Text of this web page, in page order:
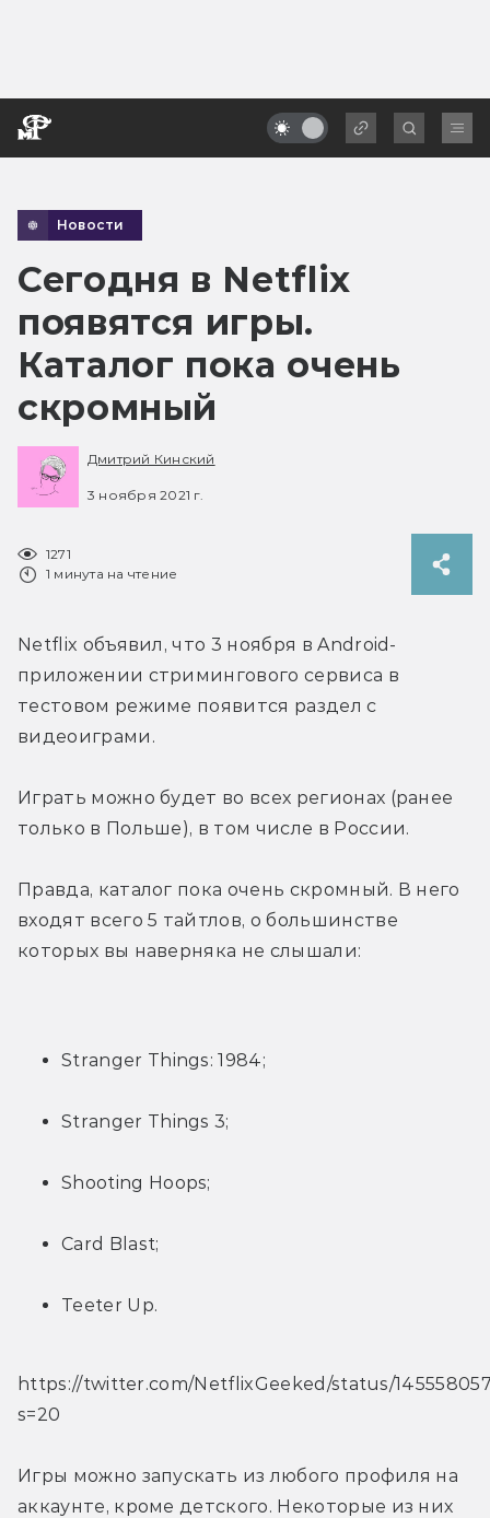
Новости
Сегодня в Netflix
появятся игры.
Каталог пока очень
скромный
Дмитрий Кинский
3 ноября 2021 г.
1271
1 минута на чтение
Netflix объявил, что 3 ноября в Android-
приложении стримингового сервиса в
тестовом режиме появится раздел с
видеоиграми.
Играть можно будет во всех регионах (ранее
только в Польше), в том числе в России.
Правда, каталог пока очень скромный. В него
входят всего 5 тайтлов, о большинстве
которых вы наверняка не слышали:
Stranger Things: 1984;
Stranger Things 3;
Shooting Hoops;
Card Blast;
Teeter Up.
https://twitter.com/NetflixGeeked/status/
s=20
Игры можно запускать из любого профиля на
аккаунте, кроме детского. Некоторые из них